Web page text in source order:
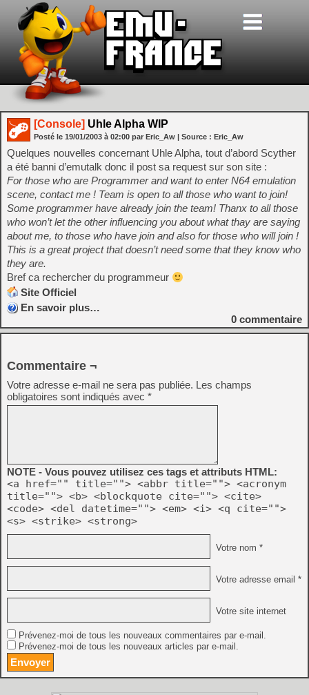
[Console] Uhle Alpha WIP
Posté le 19/01/2003 à 02:00 par Eric_Aw | Source : Eric_Aw
Quelques nouvelles concernant Uhle Alpha, tout d’abord Scyther
a été banni d’emutalk donc il post sa request sur son site :
For those who are Programmer and want to enter N64 emulation
scene, contact me ! Team is open to all those who want to join!
Some programmer have already join the team! Thanx to all those
who won’t let the other influencing you about what thay are saying
about me, to those who have join and also for those who will join !
This is a great project that doesn’t need some that they know who
they are.
Bref ca rechercher du programmeur
Site Officiel
En savoir plus…
0 commentaire
Commentaire ¬
Votre adresse e-mail ne sera pas publiée. Les champs
obligatoires sont indiqués avec *
NOTE - Vous pouvez utilisez ces tags et attributs HTML:
<a href="" title=""> <abbr title=""> <acronym
title=""> <b> <blockquote cite=""> <cite>
<code> <del datetime=""> <em> <i> <q cite="">
<s> <strike> <strong>
Votre nom *
Votre adresse email *
Votre site internet
Prévenez-moi de tous les nouveaux commentaires par e-mail.
Prévenez-moi de tous les nouveaux articles par e-mail.